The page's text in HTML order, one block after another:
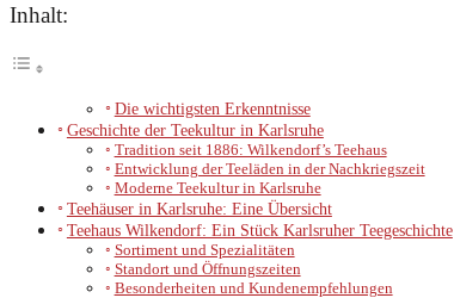
Inhalt:
Die wichtigsten Erkenntnisse
Geschichte der Teekultur in Karlsruhe
Tradition seit 1886: Wilkendorf’s Teehaus
Entwicklung der Teeläden in der Nachkriegszeit
Moderne Teekultur in Karlsruhe
Teehäuser in Karlsruhe: Eine Übersicht
Teehaus Wilkendorf: Ein Stück Karlsruher Teegeschichte
Sortiment und Spezialitäten
Standort und Öffnungszeiten
Besonderheiten und Kundenempfehlungen